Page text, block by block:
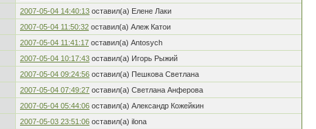
2007-05-04 14:40:13 оставил(а) Елене Лаки
2007-05-04 11:50:32 оставил(а) Алеж Катои
2007-05-04 11:41:17 оставил(а) Antosych
2007-05-04 10:17:43 оставил(а) Игорь Рыжий
2007-05-04 09:24:56 оставил(а) Пешкова Светлана
2007-05-04 07:49:27 оставил(а) Светлана Анферова
2007-05-04 05:44:06 оставил(а) Александр Кожейкин
2007-05-03 23:51:06 оставил(а) ilona